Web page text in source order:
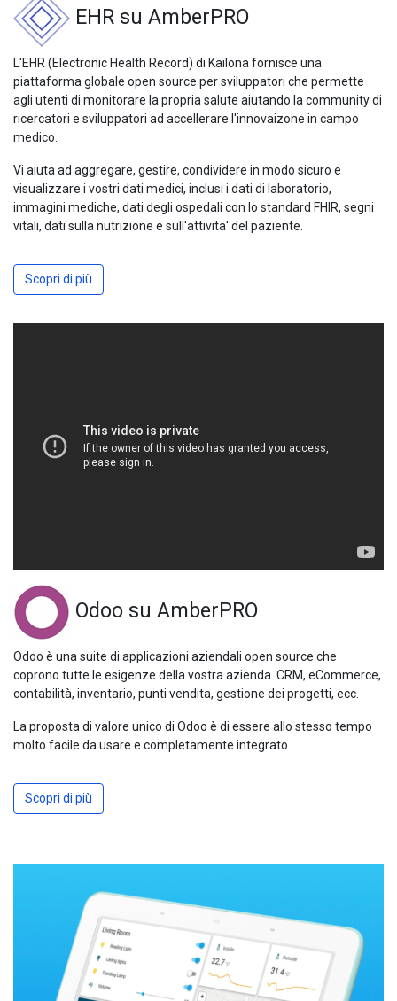
EHR su AmberPRO
L'EHR (Electronic Health Record) di Kailona fornisce una
piattaforma globale open source per sviluppatori che permette
agli utenti di monitorare la propria salute aiutando la community di
ricercatori e sviluppatori ad accellerare l'innovaizone in campo
medico.
Vi aiuta ad aggregare, gestire, condividere in modo sicuro e
visualizzare i vostri dati medici, inclusi i dati di laboratorio,
immagini mediche, dati degli ospedali con lo standard FHIR, segni
vitali, dati sulla nutrizione e sull'attivita' del paziente.
Scopri di più
Odoo su AmberPRO
Odoo è una suite di applicazioni aziendali open source che
coprono tutte le esigenze della vostra azienda. CRM, eCommerce,
contabilità, inventario, punti vendita, gestione dei progetti, ecc.
La proposta di valore unico di Odoo è di essere allo stesso tempo
molto facile da usare e completamente integrato.
Scopri di più